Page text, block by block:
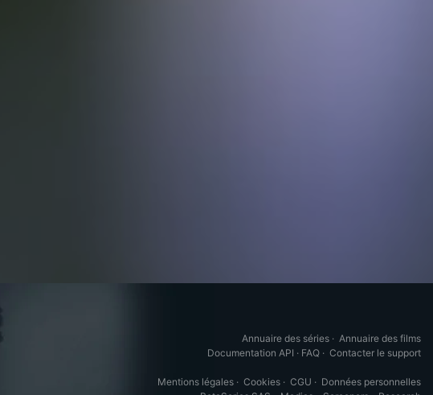
Annuaire des séries · Annuaire des films
Documentation API · FAQ · Contacter le support
Mentions légales · Cookies · CGU · Données personnelles